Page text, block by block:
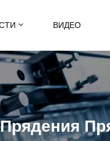
ВИДЕО